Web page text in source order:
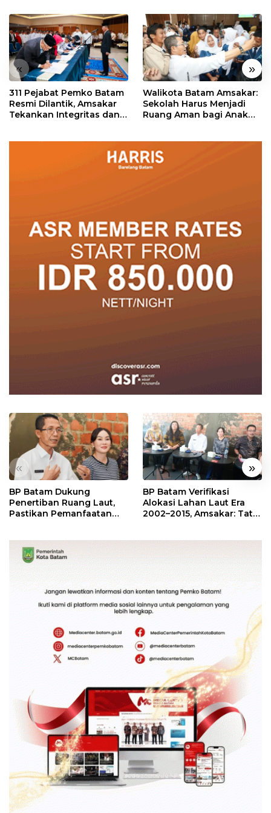
« »
311 Pejabat Pemko Batam
Resmi Dilantik, Amsakar
Tekankan Integritas dan
Walikota Batam Amsakar:
Sekolah Harus Menjadi
Ruang Aman bagi Anak
« »
BP Batam Dukung
Penertiban Ruang Laut,
Pastikan Pemanfaatan
BP Batam Verifikasi
Alokasi Lahan Laut Era
2002–2015, Amsakar: Tata